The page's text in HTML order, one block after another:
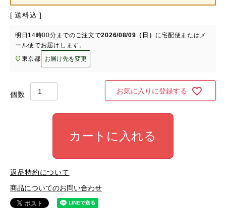
送料込
明日 14時00分 までのご注文で2026/08/09（日） に宅配便またはメ
ール便でお届けします。
東京都
お届け先を変更
お気に入りに登録する
カートに入れる
返品特約について
商品についてのお問い合わせ